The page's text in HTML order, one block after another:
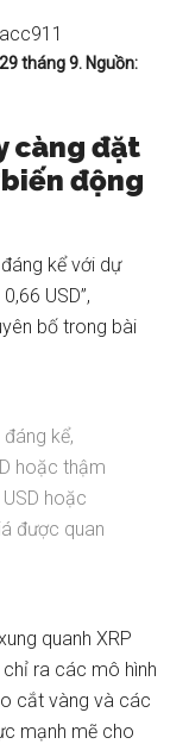
tháng 9. Nguồn:
càng đặt
động
kể với dự
USD”,
bố trong bài
kể,
hoặc thậm
hoặc
được quan
quanh XRP
ra các mô hình
cắt vàng và các
mạnh mẽ cho